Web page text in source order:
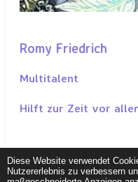
Diese Website verwendet
Nutzererlebnis zu verbessern
Romy Friedrich
Multitalent
Hilft zur Zeit vor